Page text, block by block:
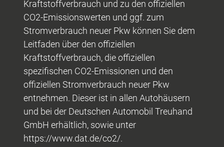
Kraftstoffverbrauch und zu den offiziellen
CO2-Emissionswerten und ggf. zum
Stromverbrauch neuer Pkw können Sie dem
Leitfaden über den offiziellen
Kraftstoffverbrauch, die offiziellen
spezifischen CO2-Emissionen und den
offiziellen Stromverbrauch neuer Pkw
entnehmen. Dieser ist in allen Autohäusern
und bei der Deutschen Automobil Treuhand
GmbH erhältlich, sowie unter
https://www.dat.de/co2/.